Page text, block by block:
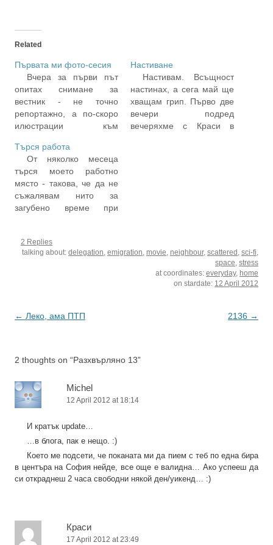
Related
Първата ми фото-сесия
Вчера за първи път
опитах снимане за
вестник - не точно
репортажно, а по-скоро
илюстрации към
да го нарека не "фото-
сесия", а "етюд", какъвто
за мен си беше. И
интервюиращата
журналистка, и
интервюираният са ми
от първите дни на…
Настиване
Настивам. Всъщност
настинах, а сега май ще
хващам грип. Първо две
вечери подред
вечеряхме с Краси в
Търся работа
От няколко месеца
търся моето работно
място - такова, че да не
съжалявам нито за
загубено време при
за загубените пари, които
евентуално бих
повече напоследък -…
2 Replies
talking about: delegation emigration movie neighbour, scattered sci-fi
space stress
at coordinates: everyday, home
on stardate: 12 April 2012
Post
← Леко, ама ПТП 2136 →
2 thoughts on “Разхвърляно 13”
Michel
12 April 2012 at 18:14
И кратък update…
…в блога, пак е нещо. :)
Което ме подсети, че поканата ми да пием с теб по една бира
в центъра на София нейде, все още е валидна… Ако успееш да
си откраднеш 2 часа свободни някой ден/уикенд… :)
Краси
17 April 2012 at 23:49